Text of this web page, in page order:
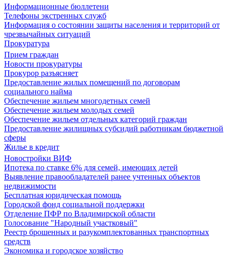
Информационные бюллетени
Телефоны экстренных служб
Информация о состоянии защиты населения и территорий от
чрезвычайных ситуаций
Прокуратура
Прием граждан
Новости прокуратуры
Прокурор разъясняет
Предоставление жилых помещений по договорам
социального найма
Обеспечение жильем многодетных семей
Обеспечение жильем молодых семей
Обеспечение жильем отдельных категорий граждан
Предоставление жилищных субсидий работникам бюджетной
сферы
Жилье в кредит
Новостройки ВИФ
Ипотека по ставке 6% для семей, имеющих детей
Выявление правообладателей ранее учтенных объектов
недвижимости
Бесплатная юридическая помощь
Городской фонд социальной поддержки
Отделение ПФР по Владимирской области
Голосование "Народный участковый"
Реестр брошенных и разукомплектованных транспортных
средств
Экономика и городское хозяйство